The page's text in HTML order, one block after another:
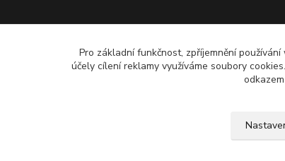
Pro základní funkčnost, zpříjemnění
účely cílení reklamy využíváme soubory